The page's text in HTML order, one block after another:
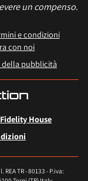
un compenso.
e condizioni
con noi
della pubblicità
Fidelity House
TR - 80133 - P.iva: